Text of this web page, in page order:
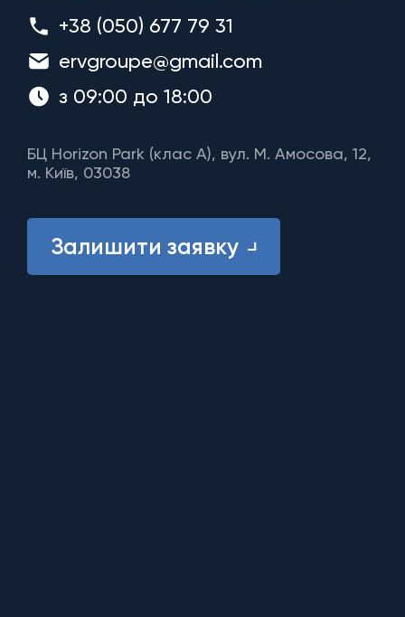
+38 (050) 677 79 31
ervgroupe@gmail.com
з 09:00 до 18:00
БЦ Horizon Park (клас A), вул. М. Амосова, 12,
м. Київ, 03038
Залишити заявку